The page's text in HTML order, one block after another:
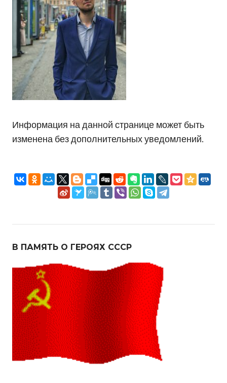
Информация на данной странице может быть
изменена без дополнительных уведомлений.
В ПАМЯТЬ О ГЕРОЯХ СССР